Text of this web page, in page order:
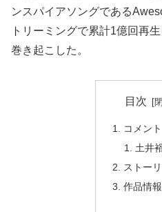
ンスパイアソングである
トリーミングで累計1億回再
巻き起こした。
目次
コメント
土井
ストー
作品情報